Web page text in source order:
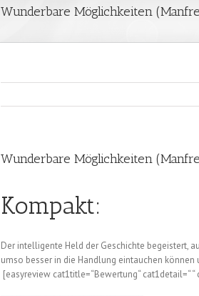
Wunderbare Möglichkeiten
Wunderbare Möglichkeiten
Kompakt:
Der intelligente Held der Geschichte begeistert,
umso besser in die Handlung eintauchen
[easyreview cat1title=“Bewertung“ cat1detail=“ “